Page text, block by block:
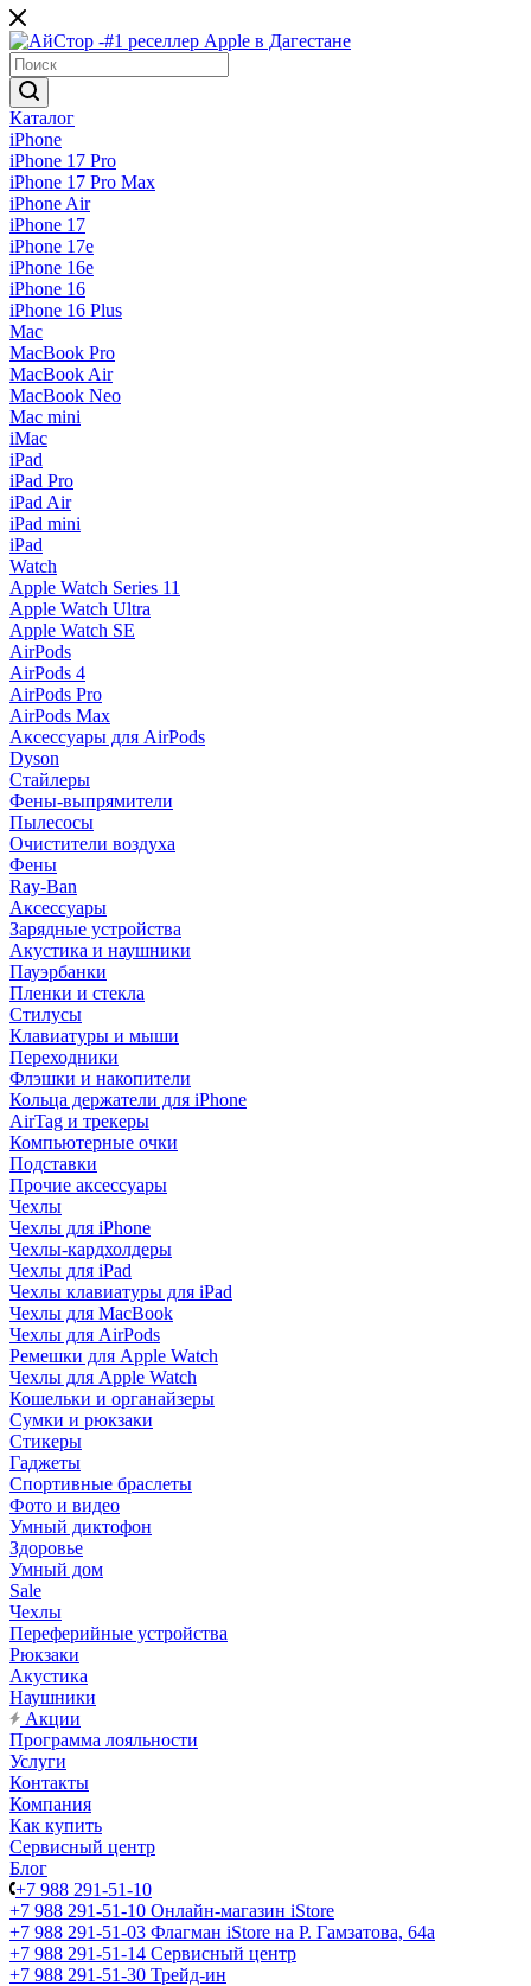
Каталог
iPhone
iPhone 17 Pro
iPhone 17 Pro Max
iPhone Air
iPhone 17
iPhone 17e
iPhone 16e
iPhone 16
iPhone 16 Plus
Mac
MacBook Pro
MacBook Air
MacBook Neo
Mac mini
iMac
iPad
iPad Pro
iPad Air
iPad mini
iPad
Watch
Apple Watch Series 11
Apple Watch Ultra
Apple Watch SE
AirPods
AirPods 4
AirPods Pro
AirPods Max
Аксессуары для AirPods
Dyson
Стайлеры
Фены-выпрямители
Пылесосы
Очистители воздуха
Фены
Ray-Ban
Аксессуары
Зарядные устройства
Акустика и наушники
Пауэрбанки
Пленки и стекла
Стилусы
Клавиатуры и мыши
Переходники
Флэшки и накопители
Кольца держатели для iPhone
AirTag и трекеры
Компьютерные очки
Подставки
Прочие аксессуары
Чехлы
Чехлы для iPhone
Чехлы-кардхолдеры
Чехлы для iPad
Чехлы клавиатуры для iPad
Чехлы для MacBook
Чехлы для AirPods
Ремешки для Apple Watch
Чехлы для Apple Watch
Кошельки и органайзеры
Сумки и рюкзаки
Стикеры
Гаджеты
Спортивные браслеты
Фото и видео
Умный диктофон
Здоровье
Умный дом
Sale
Чехлы
Переферийные устройства
Рюкзаки
Акустика
Наушники
Акции
Программа лояльности
Услуги
Контакты
Компания
Как купить
Сервисный центр
Блог
+7 988 291-51-10
+7 988 291-51-10 Онлайн-магазин iStore
+7 988 291-51-03 Флагман iStore на Р. Гамзатова, 64а
+7 988 291-51-14 Сервисный центр
+7 988 291-51-30 Трейд-ин